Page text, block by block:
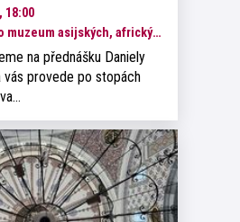
18:00
asijských, afrických a amerických kultur
na přednášku Daniely
vás provede po stopách